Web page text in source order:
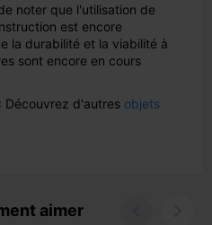
noter que l'utilisation de
est encore
la durabilité et la viabilité à
sont encore en cours
Découvrez d'autres objets
aimer